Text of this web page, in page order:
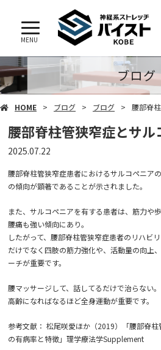
MENU
ブログ
HOME ブログ ブログ 腰部脊
腰部脊柱管狭窄症とサル
2025.07.22
腰部脊柱管狭窄症患者におけるサルコペニア
の傾向が顕著であることが示されました。
また、サルコペニアを有する患者は、筋力や
腰痛も強い傾向にあり。
したがって、腰部脊柱管狭窄症患者のリハビ
だけでなく四肢の筋力強化や、活動量の向上
ーチが重要です。
腰マッサージして、話してるだけで治らない。
高齢になればなるほど全身運動が重要です。
参考文献： 松尾咲愛ほか（2019）「腰部脊
の有病率と特徴」理学療法学Supplement